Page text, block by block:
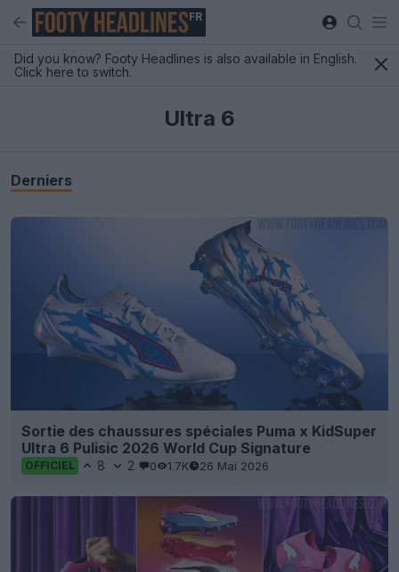
FR
Did you know? Footy Headlines is also available in English.
Click here to switch.
Ultra 6
Derniers
Sortie des chaussures spéciales Puma x KidSuper
Ultra 6 Pulisic 2026 World Cup Signature
OFFICIEL 8 2 0 1.7K 26 Mai 2026